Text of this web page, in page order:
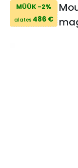
MÜÜK -2%
alates486 €